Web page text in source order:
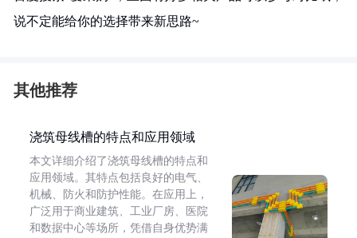
说不定能给你的选择带来新思路~
其他推荐
浇筑母线槽的特点和应用领域
本文详细介绍了浇筑母线槽的特点和
应用领域。其特点包括良好的电气、
机械、防火和防护性能。在应用上，
广泛用于商业建筑、工业厂房、医院
和数据中心等场所，凭借自身优势满